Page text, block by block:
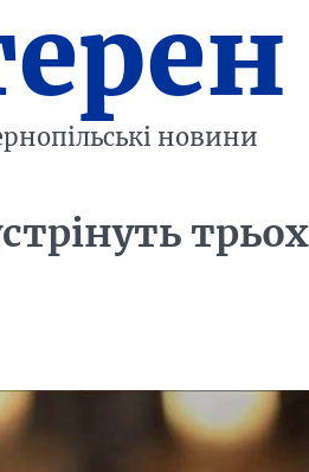
новини
трьох